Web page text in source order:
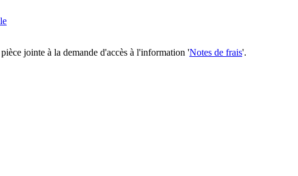
jointe à la demande d'accès à l'information 'Notes de frais'.